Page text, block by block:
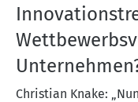
Christian Knake: